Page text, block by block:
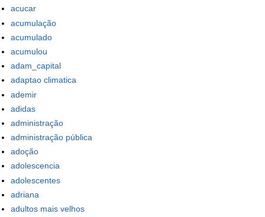
acucar
acumulação
acumulado
acumulou
adam_capital
adaptao climatica
ademir
adidas
administração
administração pública
adoção
adolescencia
adolescentes
adriana
adultos mais velhos